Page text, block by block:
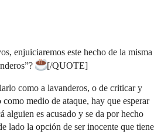
enjuiciaremos este hecho de la misma
[/QUOTE]
como a lavanderos, o de criticar y
medio de ataque, hay que esperar
alguien es acusado y se da por hecho
lado la opción de ser inocente que tiene